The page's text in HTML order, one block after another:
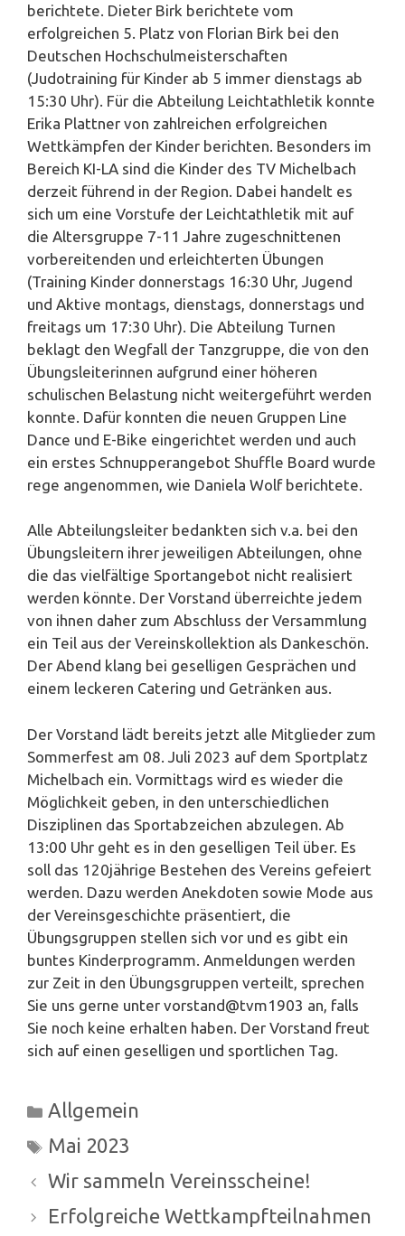
berichtete. Dieter Birk berichtete vom
erfolgreichen 5. Platz von Florian Birk bei den
Deutschen Hochschulmeisterschaften
(Judotraining für Kinder ab 5 immer dienstags ab
15:30 Uhr). Für die Abteilung Leichtathletik konnte
Erika Plattner von zahlreichen erfolgreichen
Wettkämpfen der Kinder berichten. Besonders im
Bereich KI-LA sind die Kinder des TV Michelbach
derzeit führend in der Region. Dabei handelt es
sich um eine Vorstufe der Leichtathletik mit auf
die Altersgruppe 7-11 Jahre zugeschnittenen
vorbereitenden und erleichterten Übungen
(Training Kinder donnerstags 16:30 Uhr, Jugend
und Aktive montags, dienstags, donnerstags und
freitags um 17:30 Uhr). Die Abteilung Turnen
beklagt den Wegfall der Tanzgruppe, die von den
Übungsleiterinnen aufgrund einer höheren
schulischen Belastung nicht weitergeführt werden
konnte. Dafür konnten die neuen Gruppen Line
Dance und E-Bike eingerichtet werden und auch
ein erstes Schnupperangebot Shuffle Board wurde
rege angenommen, wie Daniela Wolf berichtete.
Alle Abteilungsleiter bedankten sich v.a. bei den
Übungsleitern ihrer jeweiligen Abteilungen, ohne
die das vielfältige Sportangebot nicht realisiert
werden könnte. Der Vorstand überreichte jedem
von ihnen daher zum Abschluss der Versammlung
ein Teil aus der Vereinskollektion als Dankeschön.
Der Abend klang bei geselligen Gesprächen und
einem leckeren Catering und Getränken aus.
Der Vorstand lädt bereits jetzt alle Mitglieder zum
Sommerfest am 08. Juli 2023 auf dem Sportplatz
Michelbach ein. Vormittags wird es wieder die
Möglichkeit geben, in den unterschiedlichen
Disziplinen das Sportabzeichen abzulegen. Ab
13:00 Uhr geht es in den geselligen Teil über. Es
soll das 120jährige Bestehen des Vereins gefeiert
werden. Dazu werden Anekdoten sowie Mode aus
der Vereinsgeschichte präsentiert, die
Übungsgruppen stellen sich vor und es gibt ein
buntes Kinderprogramm. Anmeldungen werden
zur Zeit in den Übungsgruppen verteilt, sprechen
Sie uns gerne unter vorstand@tvm1903 an, falls
Sie noch keine erhalten haben. Der Vorstand freut
sich auf einen geselligen und sportlichen Tag.
Kategorien
Allgemein
Schlagwörter
Mai 2023
Wir sammeln Vereinsscheine!
Erfolgreiche Wettkampfteilnahmen